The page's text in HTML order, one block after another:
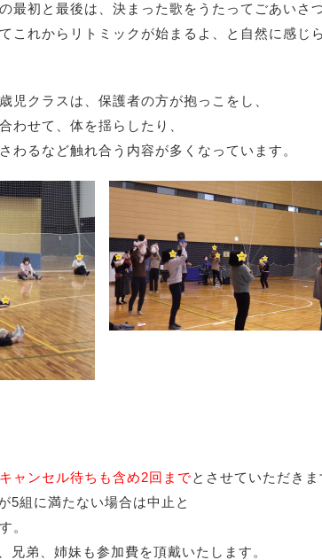
最初と最後は、決まった歌をうたってごあいさ
これからリトミックが始まるよ、と自然に感じ
児クラスは、保護者の方が抱っこをし、
わせて、体を揺らしたり、
わるなど触れ合う内容が多くなっています。
キャンセル待ちも含め2回までとさせていただきま
5組に満たない場合は中止と
。
弟、姉妹も参加費を頂戴いたします。